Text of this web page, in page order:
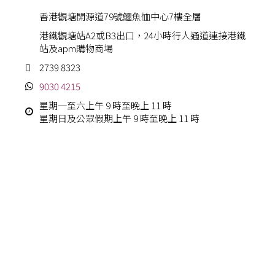
香港觀塘開源道79號鱷魚恤中心7樓全層
港鐵觀塘站A2或B3出口，24小時行人通道連接港鐵
站及apm購物商場
2739 8323
9030 4215
星期一至六上午 9 時至晚上 11 時
星期日及公眾假期上午 9 時至晚上 11 時